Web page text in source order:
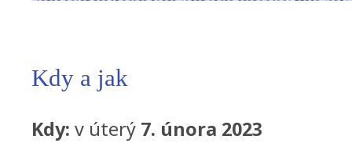
Kdy a jak
Kdy: v úterý 7. února 2023